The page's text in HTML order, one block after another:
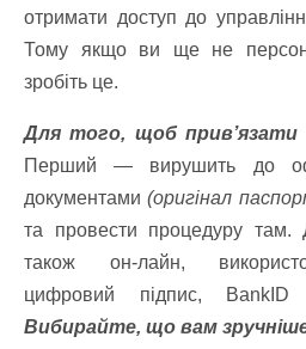
отримати доступ до
Тому якщо ви ще не
зробіть це.
Для того, щоб
Перший — вирушить до
документами(оригінал
та провести процедуру там.
також он-лайн,
цифровий підпис, BankID
Вибирайте, що вам